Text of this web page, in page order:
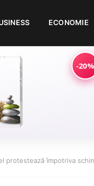
ECONOMIE
-20%
protestează împotriva